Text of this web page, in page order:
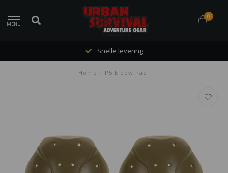
MENU
0
Snelle levering
Home P5 Elbow Pad